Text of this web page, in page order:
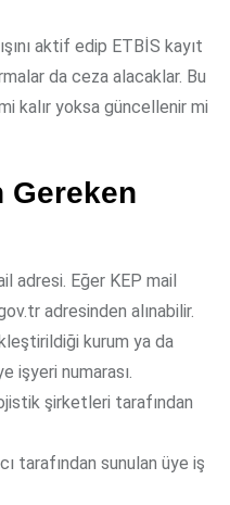
aktif edip ETBİS kayıt
da ceza alacaklar. Bu
kalır yoksa güncellenir mi
Gereken
adresi. Eğer KEP mail
adresinden alınabilir.
kurum ya da
işyeri numarası.
şirketleri tarafından
tarafından sunulan üye iş